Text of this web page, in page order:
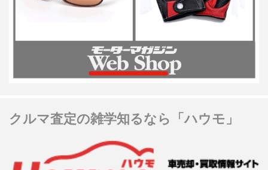
クルマ査定の雑学知るなら「ハウモ」